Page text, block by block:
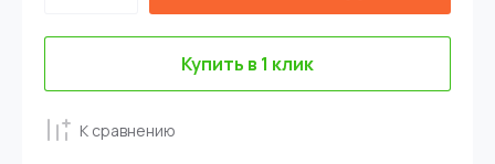
Купить в 1 клик
К сравнению